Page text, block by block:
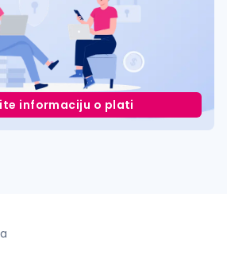
informaciju o plati